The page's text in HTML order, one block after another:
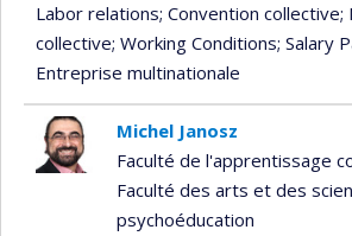
Labor relations; Convention collective;
collective; Working Conditions; Salary
Entreprise multinationale
Michel Janosz
Faculté de l'apprentissage
Faculté des arts et des
psychoéducation